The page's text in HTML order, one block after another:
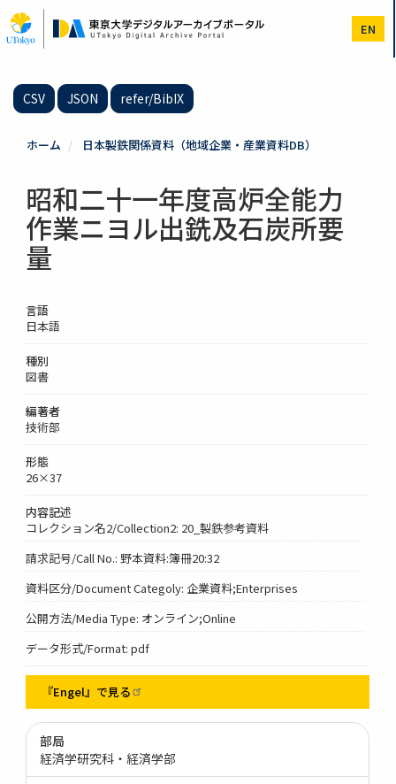
イ
ン
EN
CSV JSON refer/BibIX
ホーム 日本製鉄関係資料（地域企業・産業資料DB）
昭和二十一年度高炉全能力
作業ニヨル出銑及石炭所要
量
言語
日本語
種別
図書
編著者
技術部
形態
26×37
内容記述
コレクション名2/Collection2: 20_製鉄参考資料
請求記号/Call No.: 野本資料:簿冊20:32
資料区分/Document Categoly: 企業資料;Enterprises
公開方法/Media Type: オンライン;Online
データ形式/Format: pdf
『Engel』で見る
部局
経済学研究科・経済学部